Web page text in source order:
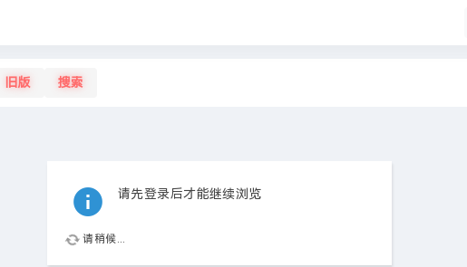
旧版 搜索
请先登录后才能继续浏览
请稍候...